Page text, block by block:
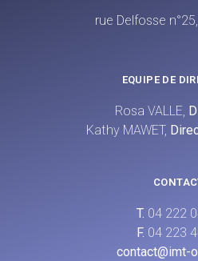
rue Delfosse
EQUIPE DE
Rosa VALLE,
Kathy MAWET,
T. 04 222
F. 04 223
contact@imt-